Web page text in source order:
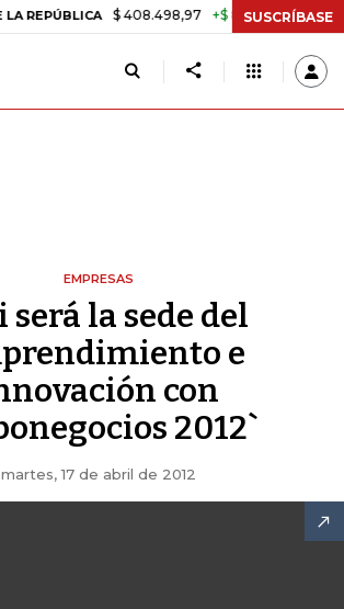
$ 408.498,97 +$ 8.753,81 +2,19%
SUSCRÍBASE
EMPRESAS
será la sede del
e
con
2012`
martes, 17 de abril de 2012